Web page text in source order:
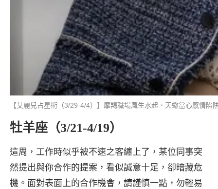
【艾麗兒占星術（3/29-4/4）】摩羯職場風生水起、天蠍當心感情陷
牡羊座（3/21-4/19）
這周，工作時似乎被不速之客纏上了，某位同事突
然提出與你合作的提案，看似誠意十足，卻暗藏危
機。面對表面上的合作機會，請謹慎一點，勿輕易